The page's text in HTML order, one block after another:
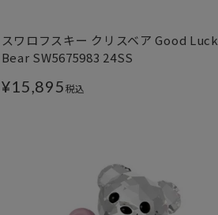
スワロフスキー クリスベア Good Luck
Bear SW5675983 24SS
¥15,895税込